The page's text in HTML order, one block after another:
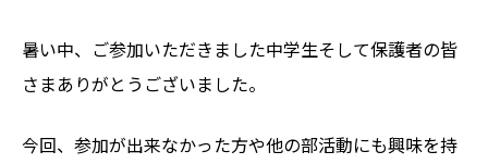
暑い中、ご参加いただきました中学生そして保護者の皆
さまありがとうございました。
今回、参加が出来なかった方や他の部活動にも興味を持